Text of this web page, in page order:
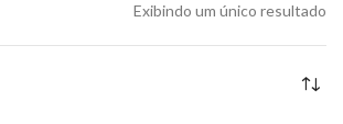
Exibindo um único resultado